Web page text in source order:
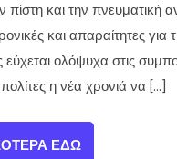
πίστη και την πνευματική
και απαραίτητες για
ολόψυχα στις
η νέα χρονιά να […]
ΕΔΏ